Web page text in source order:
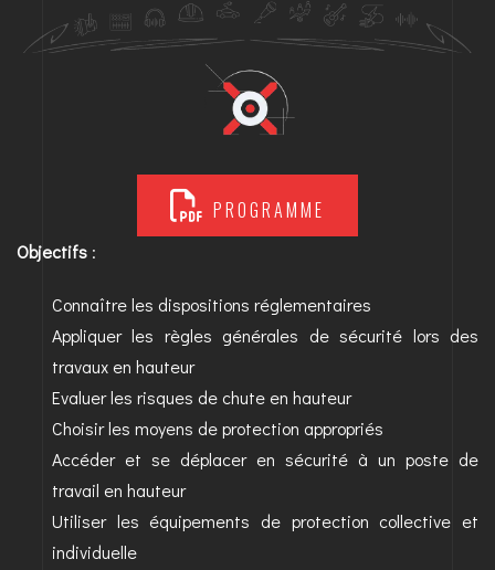
PROGRAMME
Objectifs :
Connaître les dispositions réglementaires
Appliquer les règles générales de sécurité lors des
travaux en hauteur
Evaluer les risques de chute en hauteur
Choisir les moyens de protection appropriés
Accéder et se déplacer en sécurité à un poste de
travail en hauteur
Utiliser les équipements de protection collective et
individuelle